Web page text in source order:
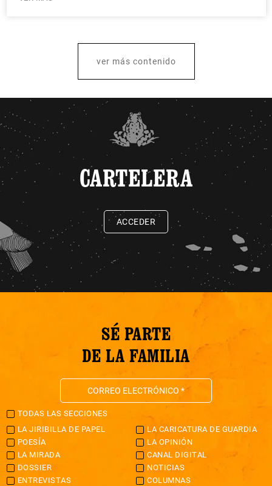
ver más contenido
CARTELERA
ACCEDER
SÉ PARTE
DE LA FAMILIA
TODAS LAS SECCIONES
LA JIRIBILLA DE PAPEL
LA CARICATURA DE GUARDIA
POESÍA
LA OPINIÓN
LA MIRADA
CANAL DIGITAL
DOSSIER
NOTICIAS
ENTREVISTAS
COLUMNAS